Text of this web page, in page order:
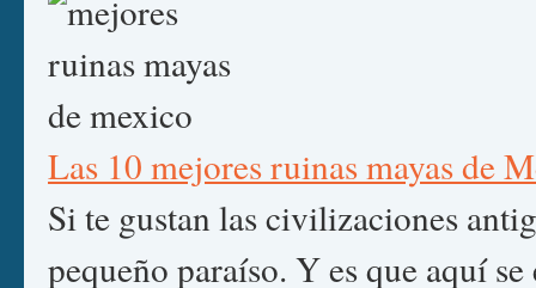
Las 10 mejores ruinas mayas de
Si te gustan las civilizaciones
pequeño paraíso. Y es que aquí